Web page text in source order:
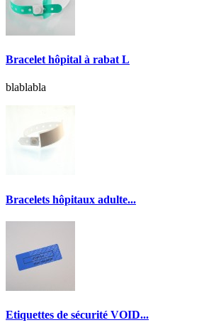
Bracelet hôpital à rabat L
blablabla
Bracelets hôpitaux adulte...
Etiquettes de sécurité VOID...